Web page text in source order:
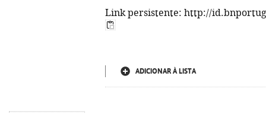
Link persistente: http://
ADICIONAR À LISTA